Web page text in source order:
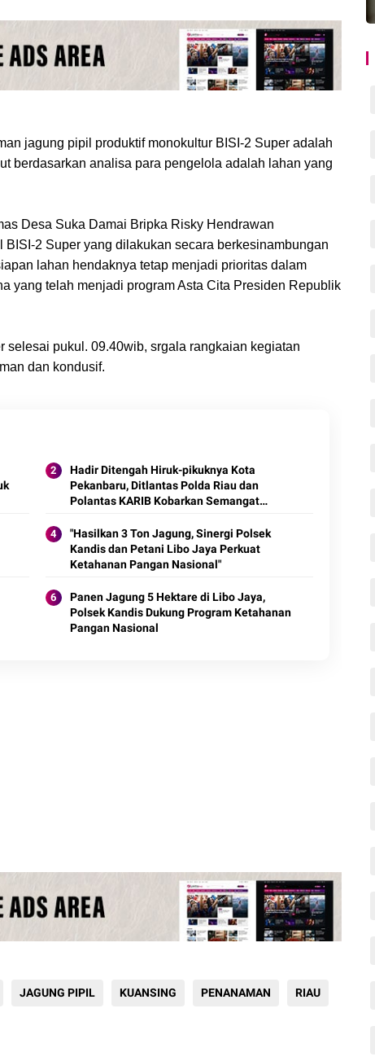
jagung pipil produktif monokultur BISI-2 Super adalah
berdasarkan analisa para pengelola adalah lahan yang
Desa Suka Damai Bripka Risky Hendrawan
2 Super yang dilakukan secara berkesinambungan
lahan hendaknya tetap menjadi prioritas dalam
yang telah menjadi program Asta Cita Presiden Republik
pukul. 09.40wib, srgala rangkaian kegiatan
dan kondusif.
Hadir Ditengah Hiruk-pikuknya Kota
Pekanbaru, Ditlantas Polda Riau dan
Polantas KARIB Kobarkan Semangat
Policing Jelang HUT RI Ke-81 Tahun
"Hasilkan 3 Ton Jagung, Sinergi Polsek
Kandis dan Petani Libo Jaya Perkuat
Ketahanan Pangan Nasional"
Panen Jagung 5 Hektare di Libo Jaya,
Polsek Kandis Dukung Program Ketahanan
Pangan Nasional
JAGUNG PIPIL KUANSING PENANAMAN RIAU